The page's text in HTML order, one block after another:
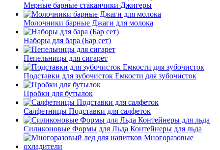
Мерные барные стаканчики Джигеры
Молочники барные Джаги для молока
Наборы для бара (Бар сет)
Пепельницы для сигарет
Подставки для зубочисток Емкости для зубочисток
Пробки для бутылок
Салфетницы Подставки для салфеток
Силиконовые Формы для Льда Контейнеры для льда